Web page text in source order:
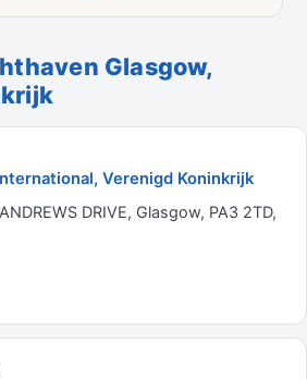
Glasgow,
Verenigd Koninkrijk
DRIVE, Glasgow, PA3 2TD,